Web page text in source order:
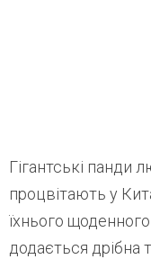
Гігантські панди
процвітають у
їхнього
додається дрібна